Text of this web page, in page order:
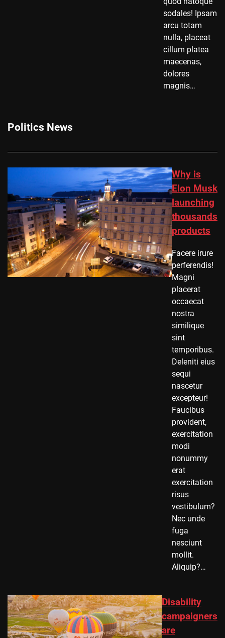
sodales! Ipsam
arcu totam
nulla, placeat
cillum platea
maecenas,
dolores
magnis…
Politics News
Why is
Elon Musk
launching
thousands
products
Facere irure
perferendis!
Magni
placerat
occaecat
nostra
similique
sint
temporibus.
Deleniti eius
sequi
nascetur
excepteur!
Faucibus
provident,
exercitation
modi
nonummy
erat
exercitation
risus
vestibulum?
Nec unde
fuga
nesciunt
mollit.
Aliquip?…
Disability
campaigners
are